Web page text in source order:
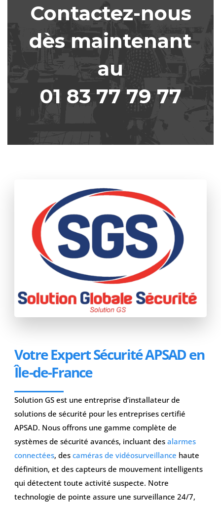
Contactez-nous
dès maintenant
au
01 83 77 79 77
Votre Expert Sécurité APSAD en
Île-de-France
Solution GS est une entreprise d’installateur de
solutions de sécurité pour les entreprises certifié
APSAD. Nous offrons une gamme complète de
systèmes de sécurité avancés, incluant des alarmes
connectées, des caméras de vidéosurveillance haute
définition, et des capteurs de mouvement intelligents
qui détectent toute activité suspecte. Notre
technologie de pointe assure une surveillance 24/7,